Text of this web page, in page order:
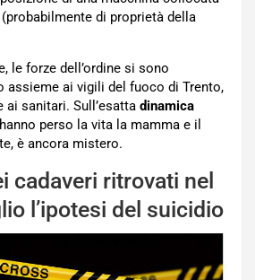
di proprietà della
le forze dell’ordine si sono
assieme ai vigili del fuoco di Trento,
sanitari. Sull’esatta dinamica
perso la vita la mamma e il
è ancora mistero.
cadaveri ritrovati nel
l’ipotesi del suicidio